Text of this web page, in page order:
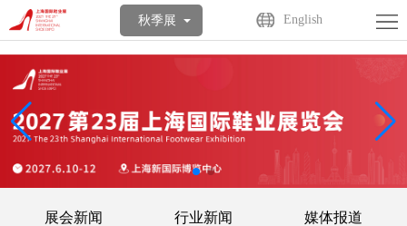
秋季展 English
展
会
商
中
观
众
活
展会新闻 行业新闻 媒体报道